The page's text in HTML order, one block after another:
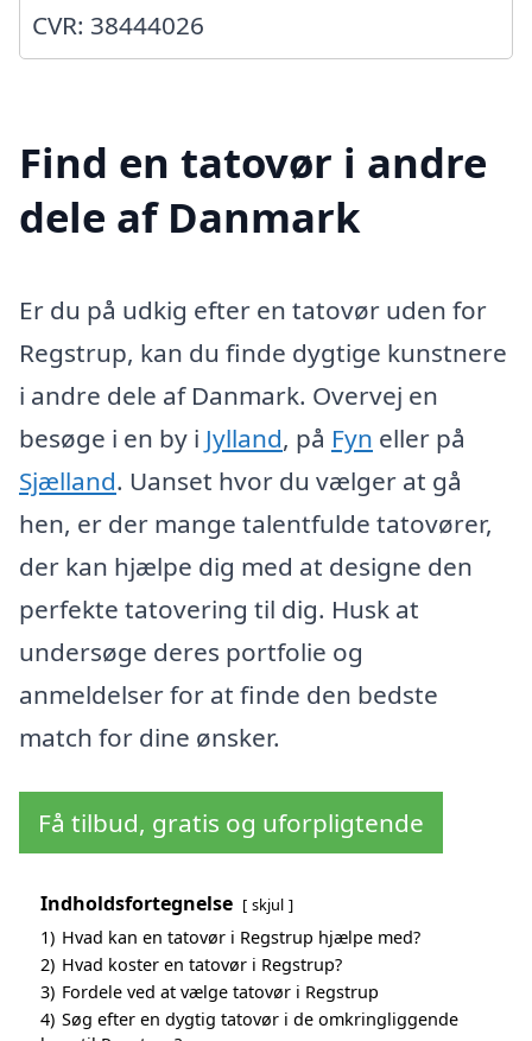
CVR: 38444026
Find en tatovør i andre
dele af Danmark
Er du på udkig efter en tatovør uden for
Regstrup, kan du finde dygtige kunstnere
i andre dele af Danmark. Overvej en
besøge i en by i Jylland, på Fyn eller på
Sjælland. Uanset hvor du vælger at gå
hen, er der mange talentfulde tatovører,
der kan hjælpe dig med at designe den
perfekte tatovering til dig. Husk at
undersøge deres portfolie og
anmeldelser for at finde den bedste
match for dine ønsker.
Få tilbud, gratis og uforpligtende
Indholdsfortegnelse skjul
1) Hvad kan en tatovør i Regstrup hjælpe med?
2) Hvad koster en tatovør i Regstrup?
3) Fordele ved at vælge tatovør i Regstrup
4) Søg efter en dygtig tatovør i de omkringliggende